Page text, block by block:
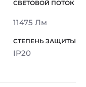
11475 Лм
IP20